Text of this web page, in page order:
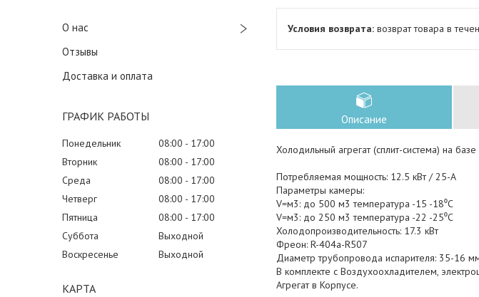
О нас
Отзывы
Доставка и оплата
ГРАФИК РАБОТЫ
Понедельник 08:00
17:00
Вторник
08:00
17:00
Среда
08:00
17:00
Четверг
08:00
17:00
Пятница
08:00
17:00
Суббота
Выходной
Воскресенье
Выходной
КАРТА
возврат товара в
Описание
Холодильный агрегат (сплит-система) на
Потребляемая мощность: 12.5 кВт / 25-A
Параметры камеры:
V=м3: до 500 м3 температура -15 -18⁰С
V=м3: до 250 м3 температура -22 -25⁰С
Холодопроизводительность: 17.3 кВт
Фреон: R-404a-R507
Диаметр трубопровода испарителя: 35-16
В комплекте с Воздухоохладителем,
Агрегат в Корпусе.